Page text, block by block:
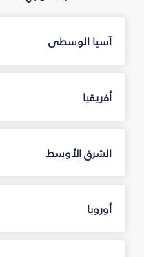
آسيا الوسطى
أفريقيا
الشرق الأوسط
أوروبا